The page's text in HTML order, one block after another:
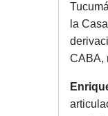
la
CABA,